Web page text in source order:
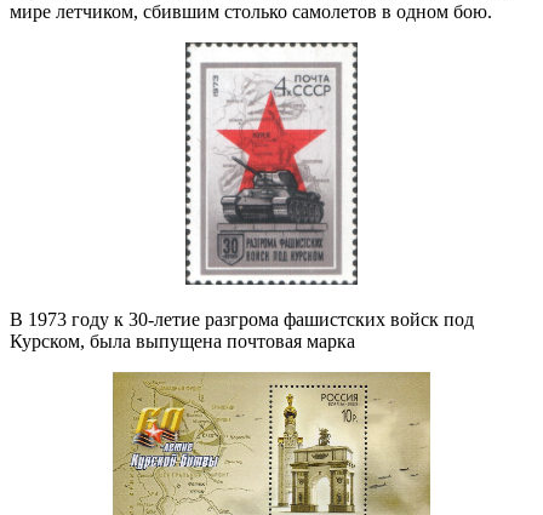
мире летчиком, сбившим столько самолетов в одном бою.
В 1973 году к 30-летие разгрома фашистских войск под
Курском, была выпущена почтовая марка